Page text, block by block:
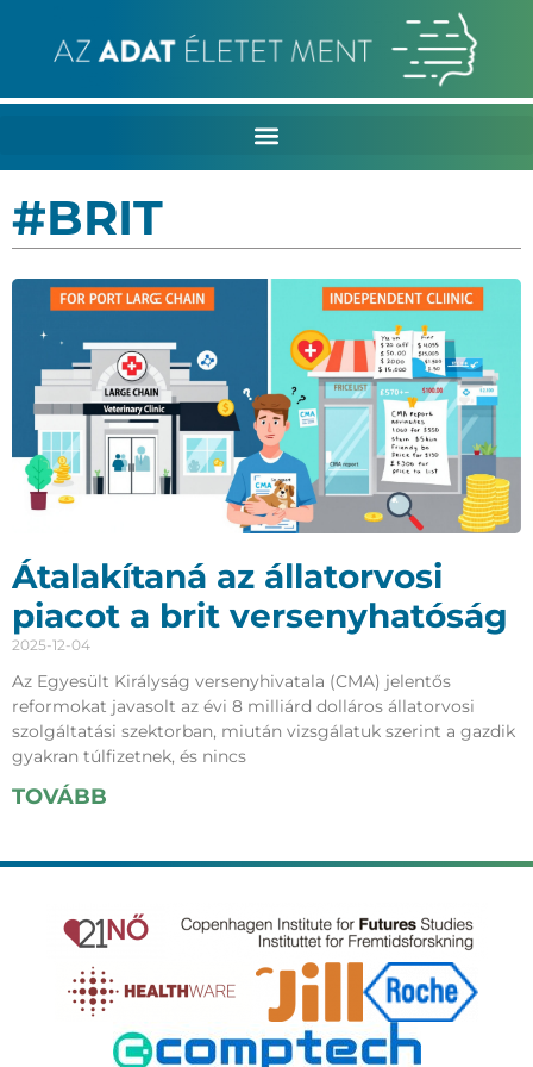
#BRIT
Átalakítaná az állatorvosi
piacot a brit versenyhatóság
2025-12-04
Az Egyesült Királyság versenyhivatala (CMA) jelentős
reformokat javasolt az évi 8 milliárd dolláros állatorvosi
szolgáltatási szektorban, miután vizsgálatuk szerint a gazdik
gyakran túlfizetnek, és nincs
TOVÁBB